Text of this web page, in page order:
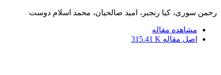
رحمن سوری، کیا رنجبر، امید صالحیان، محمد اسلام دوست
مشاهده مقاله
اصل مقاله 315.41 K